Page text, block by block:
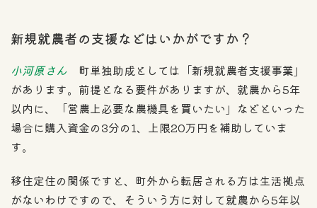
新規就農者の支援などはいかがですか？
小河原さん 町単独助成としては「新規就農者支援事業」
があります。前提となる要件がありますが、就農から5年
以内に、「営農上必要な農機具を買いたい」などといった
場合に購入資金の3分の1、上限20万円を補助していま
す。
移住定住の関係ですと、町外から転居される方は生活拠点
がないわけですので、そういう方に対して就農から5年以